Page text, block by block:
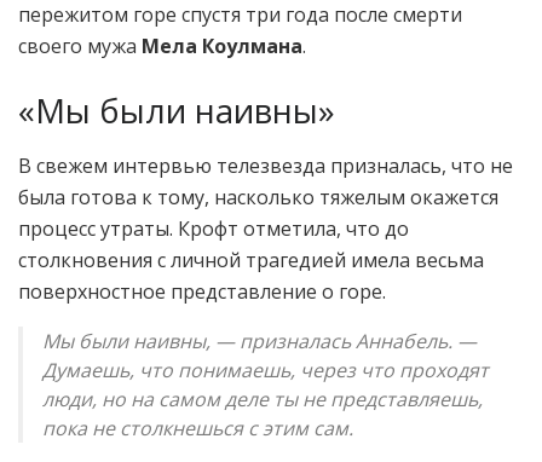
пережитом горе спустя три года после смерти
своего мужа Мела Коулмана.
«Мы были наивны»
В свежем интервью телезвезда призналась, что не
была готова к тому, насколько тяжелым окажется
процесс утраты. Крофт отметила, что до
столкновения с личной трагедией имела весьма
поверхностное представление о горе.
Мы были наивны, — призналась Аннабель. —
Думаешь, что понимаешь, через что проходят
люди, но на самом деле ты не представляешь,
пока не столкнешься с этим сам.